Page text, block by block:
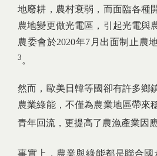
地廢耕，農村衰弱，而面臨各種
農地變更做光電區，引起光電與
農委會於2020年7月出面制止農
3。
然而，歐美日韓等國卻有許多鄉
農業綠能，不僅為農業地區帶來
青年回流，更提高了農漁產業因
事實上，農業與綠能都是聯合國